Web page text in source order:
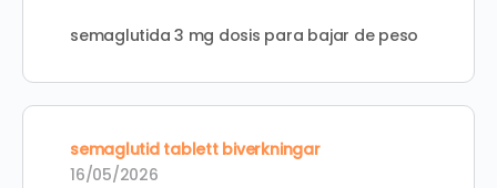
semaglutida 3 mg dosis para bajar de peso
semaglutid tablett biverkningar
16/05/2026